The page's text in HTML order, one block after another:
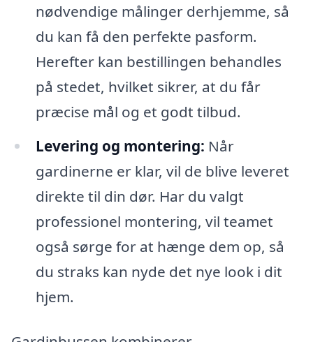
nødvendige målinger derhjemme, så
du kan få den perfekte pasform.
Herefter kan bestillingen behandles
på stedet, hvilket sikrer, at du får
præcise mål og et godt tilbud.
Levering og montering: Når
gardinerne er klar, vil de blive leveret
direkte til din dør. Har du valgt
professionel montering, vil teamet
også sørge for at hænge dem op, så
du straks kan nyde det nye look i dit
hjem.